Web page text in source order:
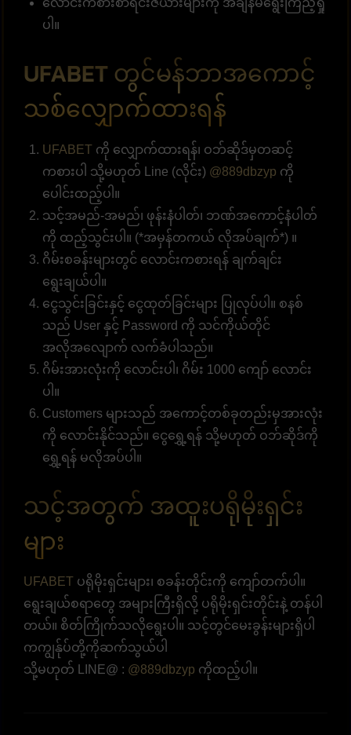
ပါ။
UFABET တွင်မန်ဘာအကောင့်
သစ်လျှောက်ထားရန်
UFABET ကို လျှောက်ထားရန်၊ ဝဘ်ဆိုဒ်မှတဆင့်
ကစားပါ သို့မဟုတ် Line (လိုင်း) @889dbzyp ကို
ပေါင်းထည့်ပါ။
သင့်အမည်-အမည်၊ ဖုန်းနံပါတ်၊ ဘဏ်အကောင့်နံပါတ်
ကို ထည့်သွင်းပါ။ (*အမှန်တကယ် လိုအပ်ချက်*) ။
ဂိမ်းစခန်းများတွင် လောင်းကစားရန် ချက်ချင်း
ရွေးချယ်ပါ။
ငွေသွင်းခြင်းနှင့် ငွေထုတ်ခြင်းများ ပြုလုပ်ပါ။ စနစ်
သည် User နှင့် Password ကို သင်ကိုယ်တိုင်
အလိုအလျောက် လက်ခံပါသည်။
ဂိမ်းအားလုံးကို လောင်းပါ၊ ဂိမ်း 1000 ကျော် လောင်း
ပါ။
Customers များသည် အကောင့်တစ်ခုတည်းမှအားလုံး
ကို လောင်းနိုင်သည်။ ငွေရွှေ့ရန် သို့မဟုတ် ဝဘ်ဆိုဒ်ကို
ရွှေ့ရန် မလိုအပ်ပါ။
သင့်အတွက် အထူးပရိုမိုးရှင်း
များ
UFABET ပရိုမိုးရှင်းများ၊ စခန်းတိုင်းကို ကျော်တက်ပါ။
ရွေးချယ်စရာတွေ အများကြီးရှိလို့ ပရိုမိုးရှင်းတိုင်းနဲ့ တန်ပါ
တယ်။ စိတ်ကြိုက်သလိုရွေးပါ။ သင့်တွင်မေးခွန်းများရှိပါ
ကကျွန်ုပ်တို့ကိုဆက်သွယ်ပါ
သို့မဟုတ် LINE@ : @889dbzyp ကိုထည့်ပါ။